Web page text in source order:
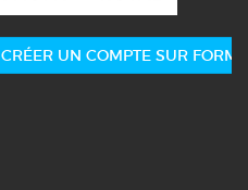
CRÉER UN COMPTE SUR